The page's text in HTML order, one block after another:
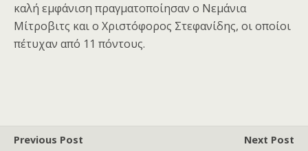
καλή εμφάνιση πραγματοποίησαν ο Νεμάνια
Μίτροβιτς και ο Χριστόφορος Στεφανίδης, οι οποίοι
πέτυχαν από 11 πόντους.
Previous Post
Next Post